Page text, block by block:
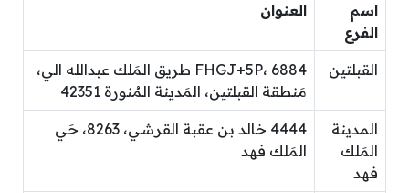
اسم
الفرع
العنوان
القبلتين
FHGJ+5P، 6884 طريق المَلك عبدالله الي،
مَنطقة القبلتين، المَدينة المُنورة 42351
المدينة
المَلك
فهد
4444 خالد بن عقبة القرشي، 8263، حَي
المَلك فهد